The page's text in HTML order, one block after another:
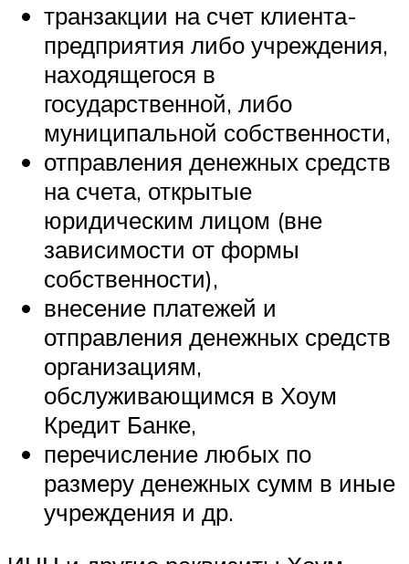
транзакции на счет клиента-
предприятия либо учреждения,
находящегося в
государственной, либо
муниципальной собственности,
отправления денежных средств
на счета, открытые
юридическим лицом (вне
зависимости от формы
собственности),
внесение платежей и
отправления денежных средств
организациям,
обслуживающимся в Хоум
Кредит Банке,
перечисление любых по
размеру денежных сумм в иные
учреждения и др.